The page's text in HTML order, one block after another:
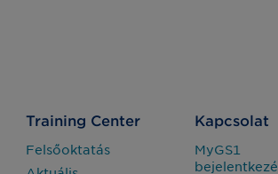
Training Center
Felsőoktatás
Kapcsolat
MyGS1